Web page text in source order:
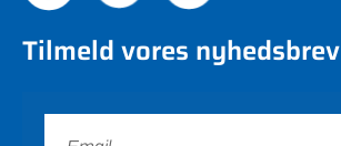
Tilmeld vores nyhedsbrev